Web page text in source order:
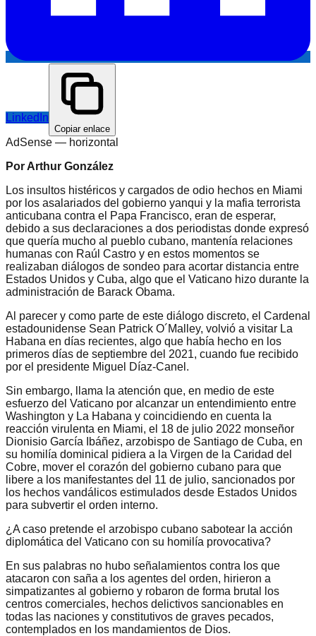
LinkedIn
Copiar enlace
AdSense — horizontal
Por Arthur González
Los insultos histéricos y cargados de odio hechos en Miami
por los asalariados del gobierno yanqui y la mafia terrorista
anticubana contra el Papa Francisco, eran de esperar,
debido a sus declaraciones a dos periodistas donde expresó
que quería mucho al pueblo cubano, mantenía relaciones
humanas con Raúl Castro y en estos momentos se
realizaban diálogos de sondeo para acortar distancia entre
Estados Unidos y Cuba, algo que el Vaticano hizo durante la
administración de Barack Obama.
Al parecer y como parte de este diálogo discreto, el Cardenal
estadounidense Sean Patrick O´Malley, volvió a visitar La
Habana en días recientes, algo que había hecho en los
primeros días de septiembre del 2021, cuando fue recibido
por el presidente Miguel Díaz-Canel.
Sin embargo, llama la atención que, en medio de este
esfuerzo del Vaticano por alcanzar un entendimiento entre
Washington y La Habana y coincidiendo en cuenta la
reacción virulenta en Miami, el 18 de julio 2022 monseñor
Dionisio García Ibáñez, arzobispo de Santiago de Cuba, en
su homilía dominical pidiera a la Virgen de la Caridad del
Cobre, mover el corazón del gobierno cubano para que
libere a los manifestantes del 11 de julio, sancionados por
los hechos vandálicos estimulados desde Estados Unidos
para subvertir el orden interno.
¿A caso pretende el arzobispo cubano sabotear la acción
diplomática del Vaticano con su homilía provocativa?
En sus palabras no hubo señalamientos contra los que
atacaron con saña a los agentes del orden, hirieron a
simpatizantes al gobierno y robaron de forma brutal los
centros comerciales, hechos delictivos sancionables en
todas las naciones y constitutivos de graves pecados,
contemplados en los mandamientos de Dios.